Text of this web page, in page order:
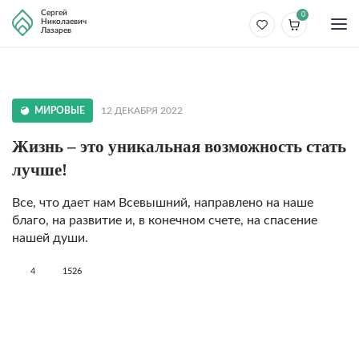
Сергей
Николаевич
Лазарев
0
МИРОВЫЕ 12 ДЕКАБРЯ 2022
Жизнь – это уникальная возможность стать
лучше!
Все, что дает нам Всевышний, направлено на наше
благо, на развитие и, в конечном счете, на спасение
нашей души.
4 1526